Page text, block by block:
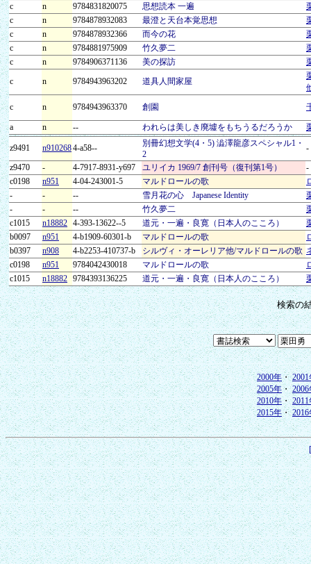
c
n 9784831820075 思想読本 一遍
c
n 9784878932083 最澄と天台本覚思想
c
n 9784878932366 而今の花
c
n 9784881975909 竹久夢二
c
n 9784906371136 美の探訪
c
n 9784943963202 道具人間家屋
c
n 9784943963370 創園
a n -- われらは美しき廃墟をもちうるだろうか
z9491 n9102684-a58--
別冊幻想文学(4・5) 澁澤龍彦スペシャル1・
2
-
z9470
- 4-7917-8931-y697 ユリイカ 1969/7 創刊号（復刊第1号）
-
c0198
n951 4-04-243001-5 マルドロールの歌
-
- -- 雪月花の心 Japanese Identity
-
- -- 竹久夢二
c1015
n18882 4-393-13622--5 道元・一遍・良寛（日本人のこころ）
b0097
n951 4-b1909-60301-b マルドロールの歌
b0397
n908 4-b2253-410737-b シルヴィ・オーレリア他/マルドロールの歌
c0198
n951 9784042430018 マルドロールの歌
c1015
n18882 9784393136225 道元・一遍・良寛（日本人のこころ）
検索の
2000年・2001
2005年・2006
2010年・2011
2015年・2016